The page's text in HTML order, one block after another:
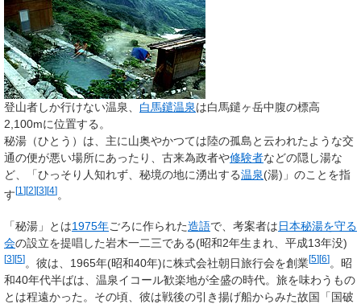
登山者しか行けない温泉、 白馬鑓温泉は白馬鑓ヶ岳中腹の標高
2,100mに位置する。
秘湯 （ひとう）は、主に山奥やかつては陸の孤島と云われたような交
通の便が悪い場所にあったり、古来為政者や修験者などの隠し湯な
ど、「ひっそり人知れず、秘境の地に湧出する温泉(湯)」のことを指
す[1 ][2][3][4]。
「秘湯」とは1975年ごろに作られた造語で、考案者は日本秘湯を守る
会の設立を提唱した岩木一二三である(昭和2年生まれ、平成13年没)
[3][5]。彼は、1965年(昭和40年)に株式会社朝日旅行会を創業[5][6]。昭
和40年代半ばは、温泉イコール歓楽地が全盛の時代。旅を味わうもの
とは程遠かった。その頃、彼は戦後の引き揚げ船からみた故国「国破